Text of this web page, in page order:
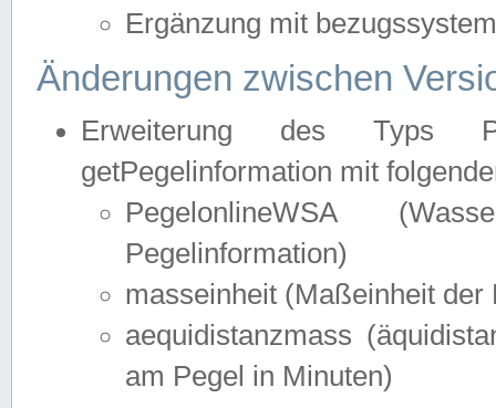
Ergänzung mit
Änderungen zwischen
Erweiterung des Typs
getPegelinformation mit
PegelonlineWSA
Pegelinformation)
masseinheit (Maßeinheit der
aequidistanzmass
am Pegel in Minuten)